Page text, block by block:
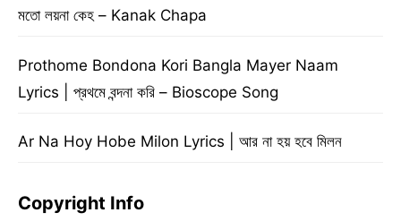
মতো লয়না কেহ – Kanak Chapa
Prothome Bondona Kori Bangla Mayer Naam
Lyrics | প্রথমে বন্দনা করি – Bioscope Song
Ar Na Hoy Hobe Milon Lyrics | আর না হয় হবে মিলন
Copyright Info